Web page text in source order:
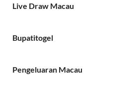
Live Draw Macau
Bupatitogel
Pengeluaran Macau